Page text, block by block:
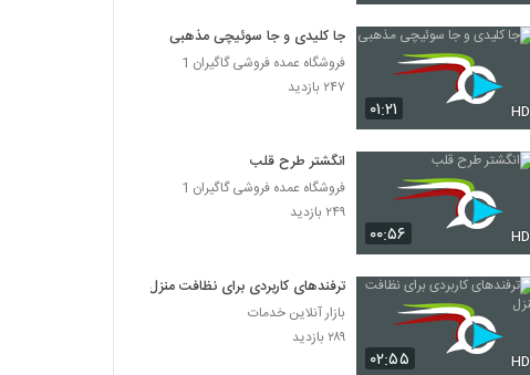
۰۱:۲۱ HD
جا کلیدی و جا سوئیچی مذهبی
فروشگاه عمده فروشی گاگیران 1
۲۴۷ بازدید
۰۰:۵۶ HD
انگشتر طرح قلب
فروشگاه عمده فروشی گاگیران 1
۲۴۹ بازدید
۰۲:۵۵ HD
ترفندهای کاربردی برای نظافت منزل
بازار آنلاین خدمات
۲۸۹ بازدید